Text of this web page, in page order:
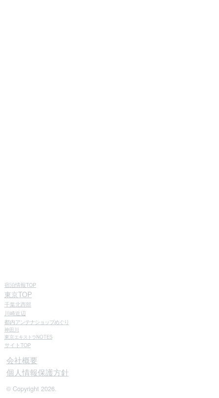
宿泊情報TOP
東京TOP
千葉北西部
川崎近辺
都内アンテナショップめぐり
神田川
東京エキストラNOTES
サイトTOP
会社概要
個人情報保護方針
© Copyright 2026.